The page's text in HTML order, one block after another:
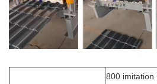
800 imitation